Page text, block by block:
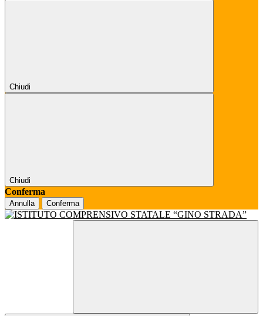
Chiudi
Chiudi
Conferma
Annulla Conferma